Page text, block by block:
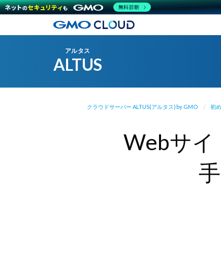
ALTUS
アルタス
クラウドサーバー ALTUS(アルタス) by GMO 初
Webサイ
無料診断